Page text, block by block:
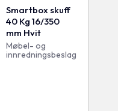
Smartbox skuff
40 Kg 16/350
mm Hvit
Møbel- og
innredningsbeslag